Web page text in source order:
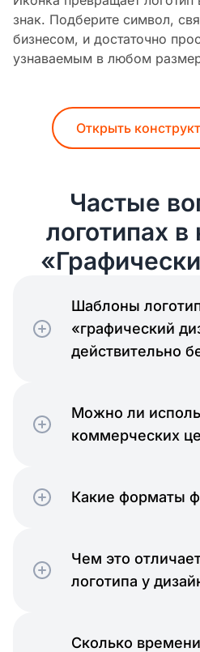
знак. Подберите символ,
бизнесом, и достаточно
узнаваемым в любом
Открыть
Частые
логотипах в
Шаблоны
«графический
действительно
Можно ли
коммерческих
Какие форматы
Чем это
логотипа у
Сколько